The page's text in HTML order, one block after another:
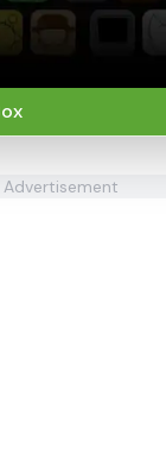
Advertisement